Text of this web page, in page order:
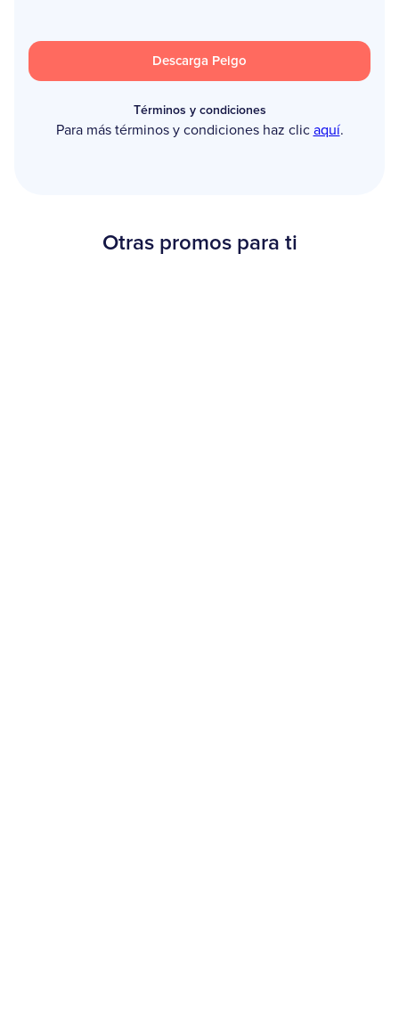
Descarga Peigo
Términos y condiciones
Para más términos y condiciones haz clic aquí.
Otras promos para ti